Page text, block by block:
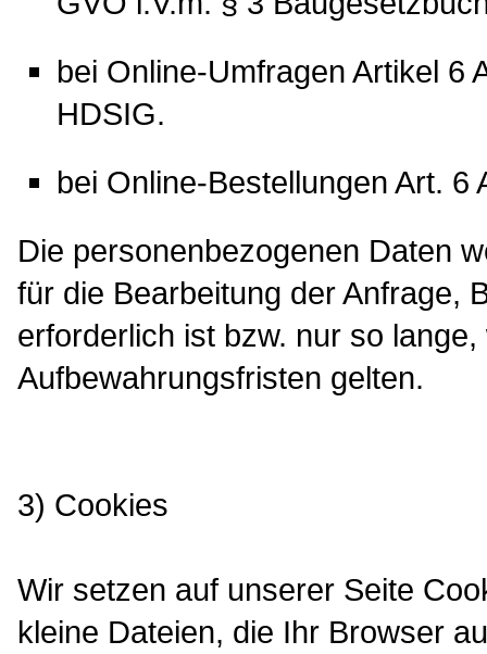
bei Online-Umfragen Artikel 6
HDSIG.
bei Online-Bestellungen Art. 6
Die personenbezogenen Daten
für die Bearbeitung der Anfrage,
erforderlich ist bzw. nur so
Aufbewahrungsfristen gelten.
3) Cookies
Wir setzen auf unserer Seite
kleine Dateien, die Ihr Browser